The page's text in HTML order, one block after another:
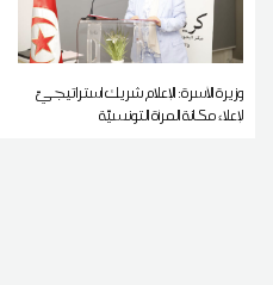
وزيرة الأسرة: الإعلام شريك استراتيجيّ
لإعلاء مكانة المرأة التونسيّة